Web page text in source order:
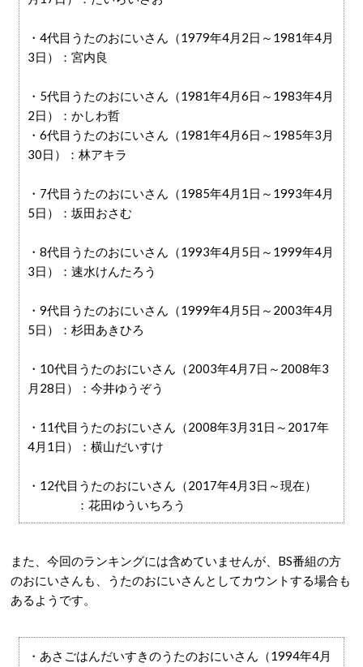
・4代目うたのおにいさん（1979年4月2日～1981年4月
3日）：宮内良
・5代目うたのおにいさん（1981年4月6日～1983年4月
2日）：かしわ哲
・6代目うたのおにいさん（1981年4月6日～1985年3月
30日）：林アキラ
・7代目うたのおにいさん（1985年4月1日～1993年4月
5日）：坂田おさむ
・8代目うたのおにいさん（1993年4月5日～1999年4月
3日）：速水けんたろう
・9代目うたのおにいさん（1999年4月5日～2003年4月
5日）：杉田あきひろ
・10代目うたのおにいさん（2003年4月7日～2008年3
月28日）：今井ゆうぞう
・11代目うたのおにいさん（2008年3月31日～2017年
4月1日）：横山だいすけ
・12代目うたのおにいさん（2017年4月3日～現在）
：花田ゆういちろう
また、今回のランキングには含めていませんが、BS番組の方
のおにいさんも、うたのおにいさんとしてカウントする場合も
あるようです。
・あさごはんだいすきのうたのおにいさん（1994年4月